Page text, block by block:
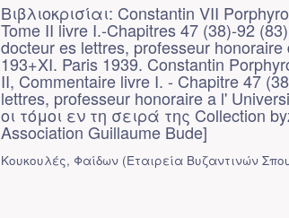
Βιβλιοκρισίαι: Constantin VII
Tome II livre I.-Chapitres 47 (38)-92
docteur es lettres, professeur
193+XI. Paris 1939. Constantin
II, Commentaire livre I. - Chapitre 47
lettres, professeur honoraire a l'
οι τόμοι εν τη σειρά της Collection
Association Guillaume Bude]
Κουκουλές, Φαίδων (Εταιρεία Βυζαντινών